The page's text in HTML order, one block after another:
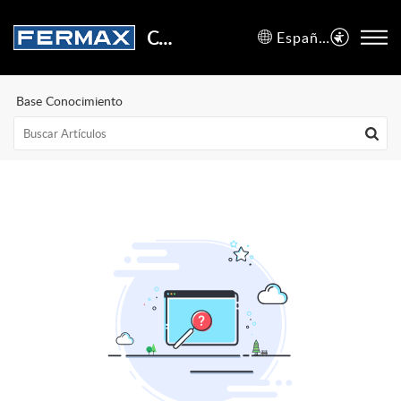
Centro de Soporte Español (España)
Base Conocimiento